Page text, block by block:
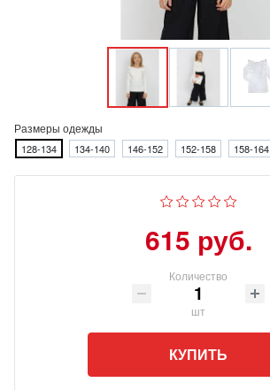
Размеры одежды
128-134 134-140 146-152 152-158 158-164
615 руб.
Количество
шт
КУПИТЬ